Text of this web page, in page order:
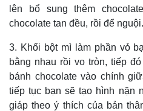
lên bổ sung thêm
chocolate tan đều, rồi để nguội.
3. Khối bột mì làm phần vỏ
bằng nhau rồi vo tròn, tiếp
bánh chocolate vào chính
tiếp tục bạn sẽ tạo hình nặn
giáp theo ý thích của bản